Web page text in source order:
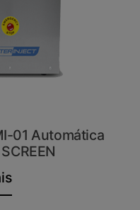
01 Automática